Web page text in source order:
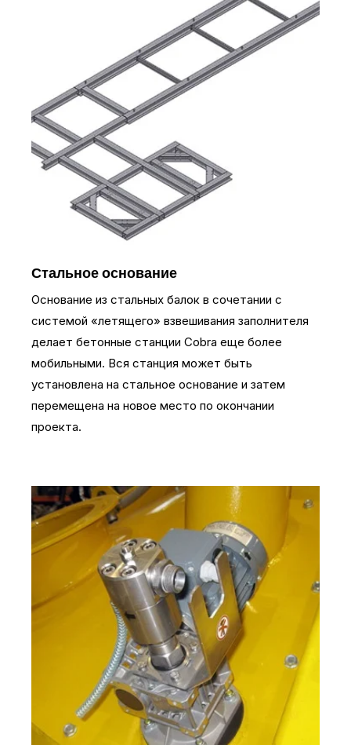
Стальное основание
Основание из стальных балок в сочетании с
системой «летящего» взвешивания заполнителя
делает бетонные станции Cobra еще более
мобильными. Вся станция может быть
установлена на стальное основание и затем
перемещена на новое место по окончании
проекта.